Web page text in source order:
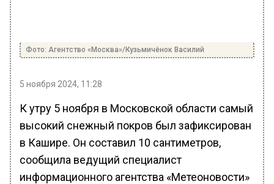
Фото: Агентство «Москва»/Кузьмичёнок Василий
5 ноября 2024, 11:28
К утру 5 ноября в Московской области самый
высокий снежный покров был зафиксирован
в Кашире. Он составил 10 сантиметров,
сообщила ведущий специалист
информационного агентства «Метеоновости»